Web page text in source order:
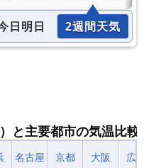
日明日 2週間天気
と主要都市の気温比較
名古屋 京都 大阪 広